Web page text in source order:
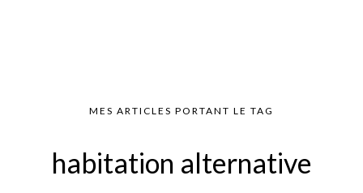
MES ARTICLES PORTANT LE TAG
habitation alternative